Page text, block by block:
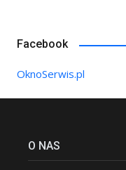
Facebook
OknoSerwis.pl
O NAS